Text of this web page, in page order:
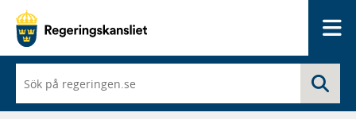
du
börjar
skriva